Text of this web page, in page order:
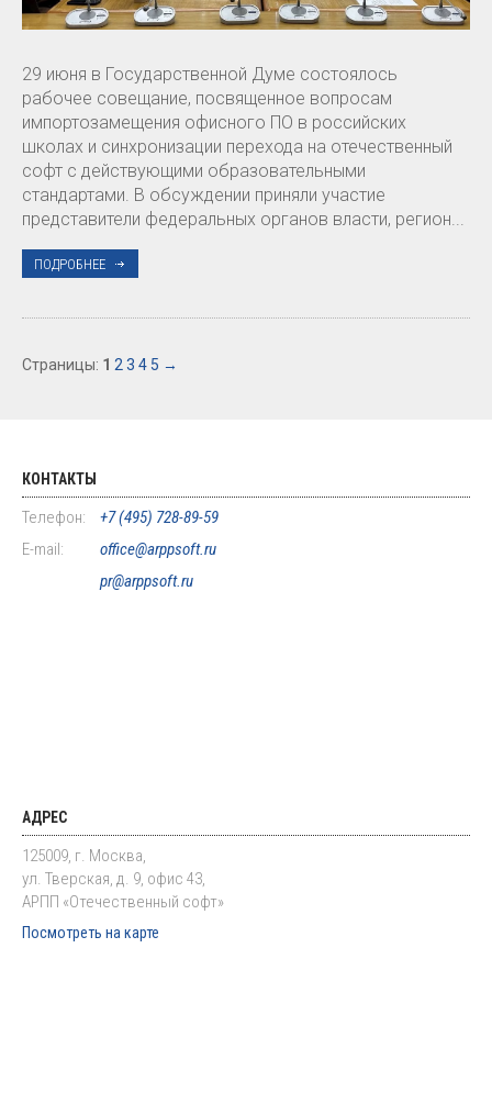
29 июня в Государственной Думе состоялось
рабочее совещание, посвященное вопросам
импортозамещения офисного ПО в российских
школах и синхронизации перехода на отечественный
софт с действующими образовательными
стандартами. В обсуждении приняли участие
представители федеральных органов власти, регион...
ПОДРОБНЕЕ
Страницы: 1 23 4 5 →
КОНТАКТЫ
Телефон:
+7 (495) 728-89-59
E-mail:
office@arppsoft.ru
pr@arppsoft.ru
АДРЕС
125009, г. Москва,
ул. Тверская, д. 9, офис 43,
АРПП «Отечественный софт»
Посмотреть на карте